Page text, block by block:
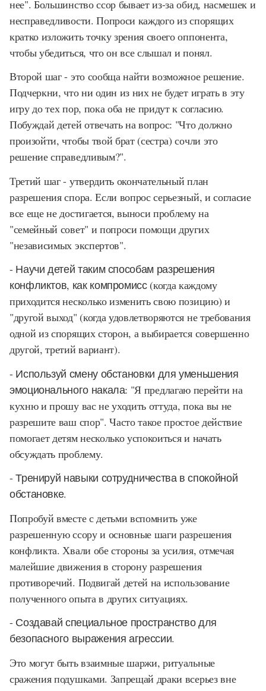
нее". Большинство ссор бывает из-за обид, насмешек и
несправедливости. Попроси каждого из спорящих
кратко изложить точку зрения своего оппонента,
чтобы убедиться, что он все слышал и понял.
Второй шаг - это сообща найти возможное решение.
Подчеркни, что ни один из них не будет играть в эту
игру до тех пор, пока оба не придут к согласию.
Побуждай детей отвечать на вопрос: "Что должно
произойти, чтобы твой брат (сестра) сочли это
решение справедливым?".
Третий шаг - утвердить окончательный план
разрешения спора. Если вопрос серьезный, и согласие
все еще не достигается, выноси проблему на
"семейный совет" и попроси помощи других
"независимых экспертов".
-Научи детей таким способам разрешения
конфликтов, как компромисс(когда каждому
приходится несколько изменить свою позицию) и
"другой выход" (когда удовлетворяются не требования
одной из спорящих сторон, а выбирается совершенно
другой, третий вариант).
- Используй смену обстановки для уменьшения
эмоционального накала: "Я предлагаю перейти на
кухню и прошу вас не уходить оттуда, пока вы не
разрешите ваш спор". Часто такое простое действие
помогает детям несколько успокоиться и начать
обсуждать проблему.
- Тренируй навыки сотрудничества в спокойной
обстановке.
Попробуй вместе с детьми вспомнить уже
разрешенную ссору и основные шаги разрешения
конфликта. Хвали обе стороны за усилия, отмечая
малейшие движения в сторону разрешения
противоречий. Подвигай детей на использование
полученного опыта в других ситуациях.
- Создавай специальное пространство для
безопасного выражения агрессии.
Это могут быть взаимные шаржи, ритуальные
сражения подушками. Запрещай драки всерьез вне